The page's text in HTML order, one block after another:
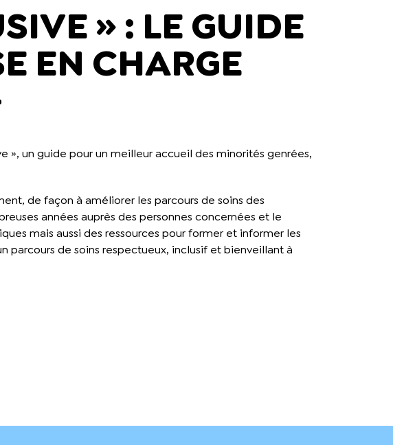
» : LE GUIDE
EN CHARGE
», un guide pour un meilleur accueil des minorités genrées,
de façon à améliorer les parcours de soins des
années auprès des personnes concernées et le
mais aussi des ressources pour former et informer les
parcours de soins respectueux, inclusif et bienveillant à